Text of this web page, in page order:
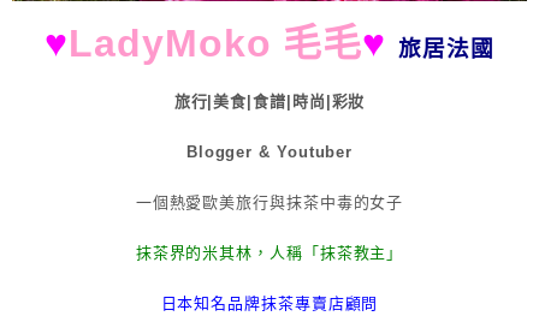
♥LadyMoko 毛毛♥ 旅居法國
旅行|美食|食譜|時尚|彩妝
Blogger & Youtuber
一個熱愛歐美旅行與抹茶中毒的女子
抹茶界的米其林，人稱「抹茶教主」
日本知名品牌抹茶專賣店顧問